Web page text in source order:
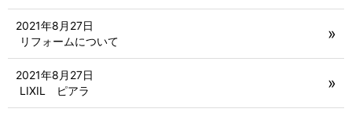
リフォームについて
2021年8月27日
LIXIL ピアラ
2021年8月27日